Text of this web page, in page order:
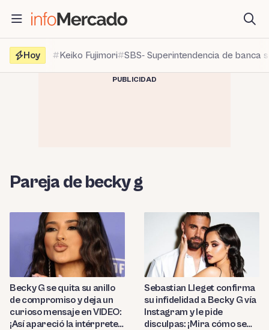
contenido
Hoy
Keiko Fujimori SBS- Superintendencia de banca
PUBLICIDAD
Pareja de becky g
Becky G se quita su anillo
de compromiso y deja un
curioso mensaje en VIDEO:
¡Así apareció la intérprete
Sebastian Lleget confirma
su infidelidad a Becky G vía
Instagram y le pide
disculpas: ¡Mira cómo se